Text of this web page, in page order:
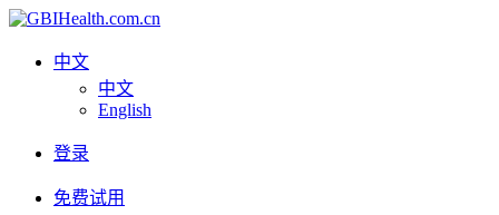
中文
中文
English
登录
免费试用